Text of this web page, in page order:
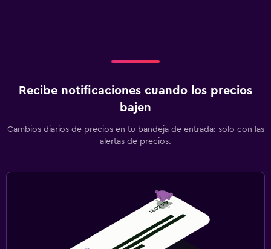
Recibe notificaciones cuando los precios
bajen
Cambios diarios de precios en tu bandeja de entrada: solo con las
alertas de precios.